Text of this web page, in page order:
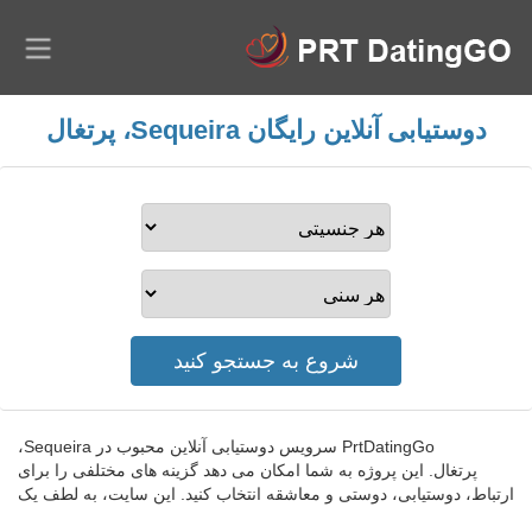
دوستیابی آنلاین رایگان Sequeira، پرتغال
PrtDatingGo سرویس دوستیابی آنلاین محبوب در Sequeira،
پرتغال. این پروژه به شما امکان می دهد گزینه های مختلفی را برای
ارتباط، دوستیابی، دوستی و معاشقه انتخاب کنید. این سایت، به لطف یک